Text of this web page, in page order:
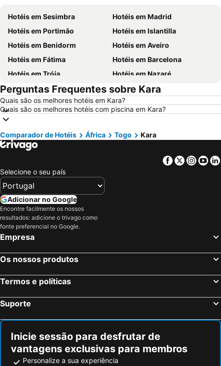
Hotéis em Sesimbra
Hotéis em Madrid
Hotéis em Portimão
Hotéis em Islantilla
Hotéis em Benidorm
Hotéis em Aveiro
Hotéis em Fátima
Hotéis em Barcelona
Hotéis em Tróia
Hotéis em Nazaré
Hotéis em Évora
Hotéis em Peniche
Hotéis em Porto Santo
Hotéis em Isla Canela
Hotéis em Sangenjo
Hotéis em Vila Nova de Milfontes
Hotéis em Vilamoura
Hotéis em Vigo
Hotéis em Roma
Hotéis em Málaga
Hotéis em Maiorca
Hotéis em Minorca
Hotéis em Ilha do Sal
Hotéis em Douro
Hotéis em Serra da Estrela
Hotéis em Tenerife
Hotéis em São Miguel
Hotéis em Madrid
Perguntas Frequentes sobre Kara
Quais são os melhores hotéis em Kara?
Quais são os melhores hotéis com piscina em Kara?
Comparador de Hotéis África Togo Kara
Facebook
Twitter
Selecione o seu país
Adicionar no Google
Encontre facilmente os nossos
resultados: adicione o trivago como
fonte preferencial no Google.
Empresa
Os nossos produtos
Termos e políticas
Suporte
Inicie sessão para desfrutar de
vantagens exclusivas para membros
Personalize a sua experiência